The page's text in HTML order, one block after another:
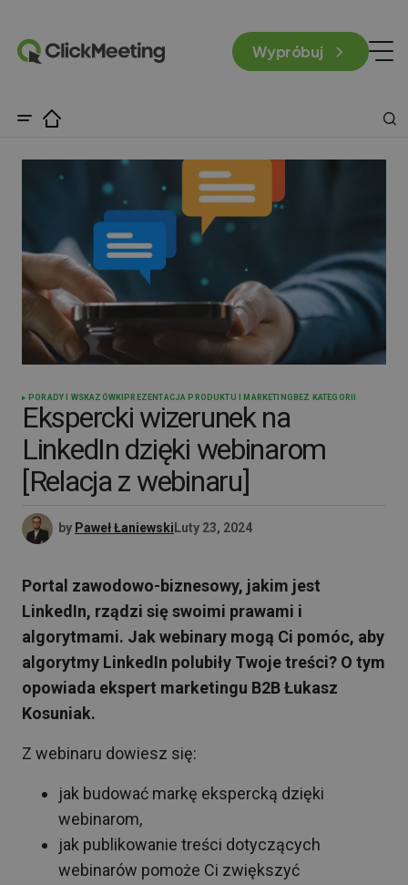
Wypróbuj
PORADY I WSKAZÓWKI PREZENTACJA PRODUKTU I MARKETING BEZ KATEGORII
Ekspercki wizerunek na
LinkedIn dzięki webinarom
[Relacja z webinaru]
by Paweł Łaniewski Luty 23, 2024
Portal zawodowo-biznesowy, jakim jest
LinkedIn, rządzi się swoimi prawami i
algorytmami. Jak webinary mogą Ci pomóc, aby
algorytmy LinkedIn polubiły Twoje treści? O tym
opowiada ekspert marketingu B2B Łukasz
Kosuniak.
Z webinaru dowiesz się:
jak budować markę ekspercką dzięki
webinarom,
jak publikowanie treści dotyczących
webinarów pomoże Ci zwiększyć